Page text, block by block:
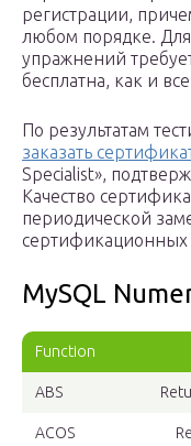
регистрации,
любом порядке.
упражнений
бесплатна, как и
По результатам
заказать
Specialist»,
Качество
периодической
сертификационных
MySQL
Function
ABS
ACOS